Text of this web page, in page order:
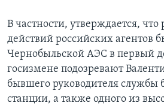
В частности, утверждается, что
действий российских агентов
Чернобыльской АЭС в первый
госизмене подозревают
бывшего руководителя службы
станции, а также одного из